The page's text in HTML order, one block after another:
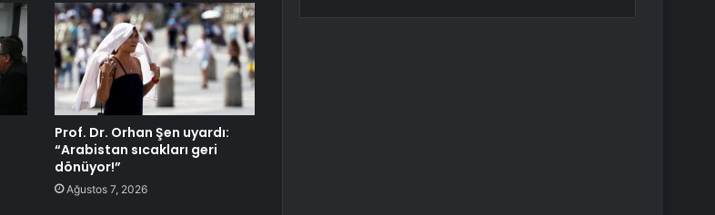
Prof. Dr. Orhan Şen uyardı:
“Arabistan sıcakları geri
dönüyor!”
Ağustos 7, 2026